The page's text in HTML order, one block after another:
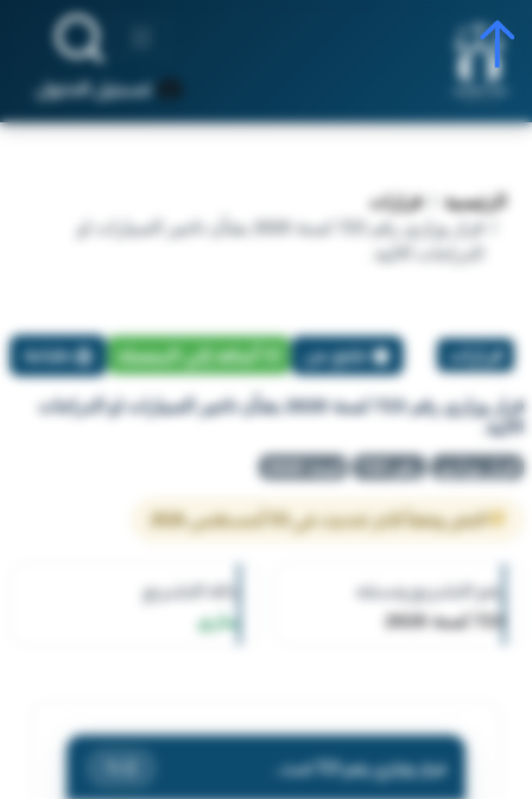
تسجيل الدخول
الرئيسية
قرارات
قرار وزاري رقم 723 لسنة 2020 بشأن تاجير السيارات او
الدراجات الالية.
قرارات تبليغ عن أضافة إلي المفضلة طباعة
قرار وزاري رقم 723 لسنة 2020 بشأن تاجير السيارات او الدراجات
الالية.
قرار وزاري رقم 723 لسنة 2020
النص وفقاً لآخر تحديث في 03 أغسطس 2026
رقم التشريع وسنته
723 لسنة 2020
حالة التشريع
ساري